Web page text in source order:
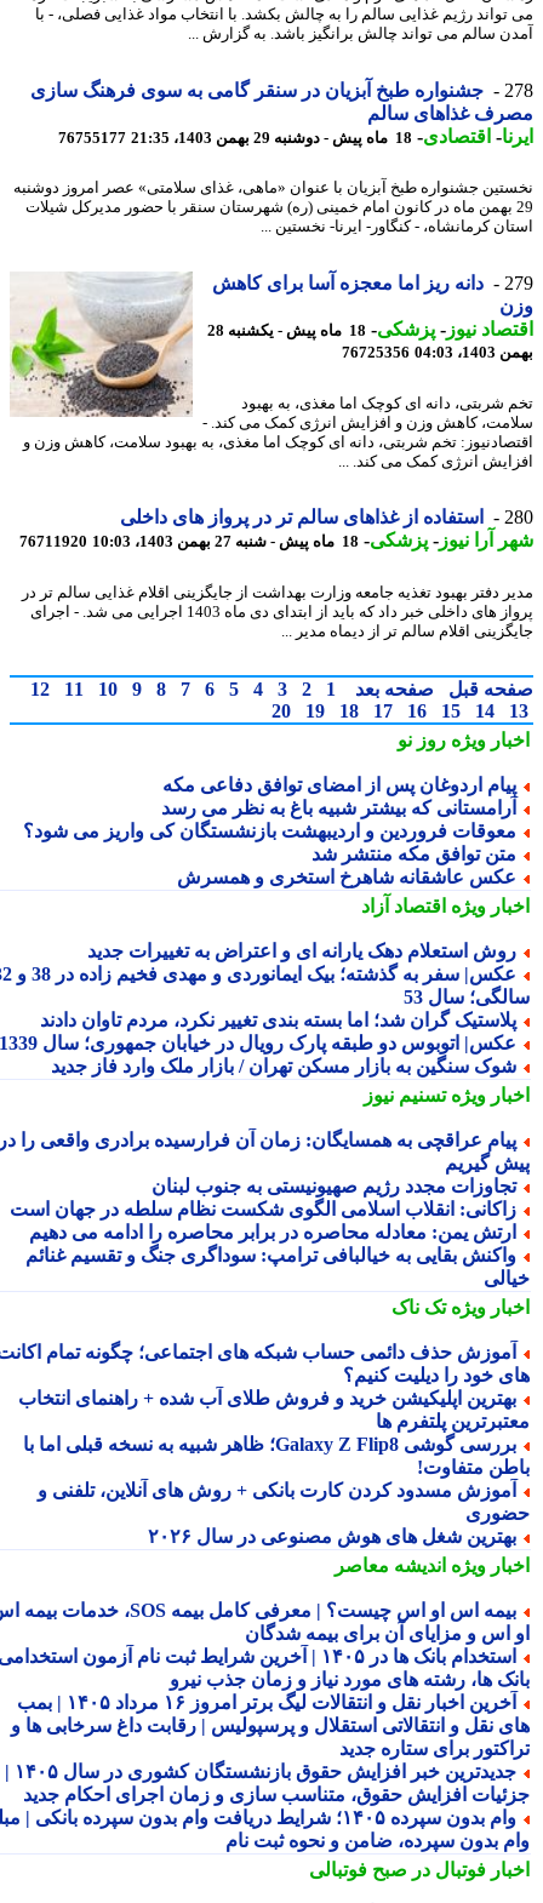
رژیم غذایی سالم را به چالش بکشد. با انتخاب مواد غذایی فصلی، - با
سالم می تواند چالش برانگیز باشد. به گزارش ...
جشنواره طبخ آبزیان در سنقر گامی به سوی فرهنگ سازی
غذاهای سالم
-اقتصادی-18 ماه پیش - دوشنبه 29 بهمن 1403، 21:35 76755177
جشنواره طبخ آبزیان با عنوان «ماهی، غذای سلامتی» عصر امروز دوشنبه
بهمن ماه در کانون امام خمینی (ره) شهرستان سنقر با حضور مدیرکل شیلات
کرمانشاه، - کنگاور- ایرنا- نخستین ...
دانه ریز اما معجزه آسا برای کاهش
نیوز-پزشکی-
18 ماه پیش - یکشنبه 28
04:03
76725356
شربتی، دانه ای کوچک اما مغذی، به بهبود
کاهش وزن و افزایش انرژی کمک می کند. -
تخم شربتی، دانه ای کوچک اما مغذی، به بهبود سلامت، کاهش وزن و
انرژی کمک می کند. ...
استفاده از غذاهای سالم تر در پرواز های داخلی
آرا نیوز-پزشکی-18 ماه پیش - شنبه 27 بهمن 1403، 10:03 76711920
دفتر بهبود تغذیه جامعه وزارت بهداشت از جایگزینی اقلام غذایی سالم تر در
پرواز های داخلی خبر داد که باید از ابتدای دی ماه 1403 اجرایی می شد. - اجرای
اقلام سالم تر از دیماه مدیر ...
قبل صفحه بعد 1
2
3
4
5
6
7
8
9
10
11
12
14
15
16
17
18
19
20
ویژهروز نو
اردوغان پس از امضای توافق دفاعی مکه
که بیشتر شبیه باغ به نظر می رسد
فروردین و اردیبهشت بازنشستگان کی واریز می شود؟
توافق مکه منتشر شد
عاشقانه شاهرخ استخری و همسرش
ویژهاقتصاد آزاد
استعلام دهک یارانه ای و اعتراض به تغییرات جدید
عکس| سفر به گذشته؛ بیک ایمانوردی و مهدی فخیم زاده در 38 و 32
سال 53
گران شد؛ اما بسته بندی تغییر نکرد، مردم تاوان دادند
اتوبوس دو طبقه پارک رویال در خیابان جمهوری؛ سال 1339
سنگین به بازار مسکن تهران / بازار ملک وارد فاز جدید
ویژهتسنیم نیوز
عراقچی به همسایگان: زمان آن فرارسیده برادری واقعی را در
گیریم
مجدد رژیم صهیونیستی به جنوب لبنان
انقلاب اسلامی الگوی شکست نظام سلطه در جهان است
یمن: معادله محاصره در برابر محاصره را ادامه می دهیم
بقایی به خیالبافی ترامپ: سوداگری جنگ و تقسیم غنائم
ویژهتک ناک
حذف دائمی حساب شبکه های اجتماعی؛ چگونه تمام اکانت
خود را دیلیت کنیم؟
اپلیکیشن خرید و فروش طلای آب شده + راهنمای انتخاب
پلتفرم ها
بررسی گوشی Galaxy Z Flip8؛ ظاهر شبیه به نسخه قبلی اما با
متفاوت!
مسدود کردن کارت بانکی + روش های آنلاین، تلفنی و
شغل های هوش مصنوعی در سال ۲۰۲۶
ویژهاندیشه معاصر
بیمه اس او اس چیست؟ | معرفی کامل بیمه SOS، خدمات بیمه اس
اس و مزایای آن برای بیمه شدگان
استخدام بانک ها در ۱۴۰۵ | آخرین شرایط ثبت نام آزمون استخدامی
ها، رشته های مورد نیاز و زمان جذب نیرو
آخرین اخبار نقل و انتقالات لیگ برتر امروز ۱۶ مرداد ۱۴۰۵ | بمب
نقل و انتقالاتی استقلال و پرسپولیس | رقابت داغ سرخابی ها و
برای ستاره جدید
جدیدترین خبر افزایش حقوق بازنشستگان کشوری در سال ۱۴۰۵ |
افزایش حقوق، متناسب سازی و زمان اجرای احکام جدید
وام بدون سپرده ۱۴۰۵؛ شرایط دریافت وام بدون سپرده بانکی | مبلغ
بدون سپرده، ضامن و نحوه ثبت نام
فوتبال در صبح فوتبالی